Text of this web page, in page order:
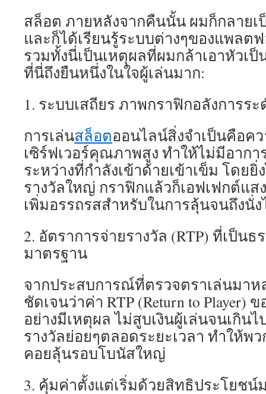
สล็อต ภายหลังจากคืนนั้น ผมก็กลายเ
และก็ได้เรียนรู้ระบบต่างๆของแพลต
รวมทั้งนี่เป็นเหตุผลที่ผมกล้าเอาหัวเป็
ที่นี่ถึงยืนหนึ่งในใจผู้เล่นมาก:
1. ระบบเสถียร ภาพกราฟิกอลังการระ
การเล่นสล็อตออนไลน์สิ่งจำเป็นคือค
เซิร์ฟเวอร์คุณภาพสูง ทำให้ไม่มีอาก
ระหว่างที่กำลังเข้าด้ายเข้าเข็ม โดย
รางวัลใหญ่ กราฟิกแล้วก็เอฟเฟกต์แส
เพิ่มอรรถรสสำหรับในการลุ้นจนถึงนั่
2. อัตราการจ่ายรางวัล (RTP) ที่เป็นธ
มาตรฐาน
จากประสบการณ์ที่ตรวจตราเล่นมา
ชัดเจนว่าค่า RTP (Return to Player)
อย่างมีเหตุผล ไม่สูบเงินผู้เล่นจนเกิน
รางวัลย่อยๆตลอดระยะเวลา ทำให้พ
คอยลุ้นรอบโบนัสใหญ่
3. คุ้มค่าตั้งแต่เริ่มด้วยสิทธิประโยชน์